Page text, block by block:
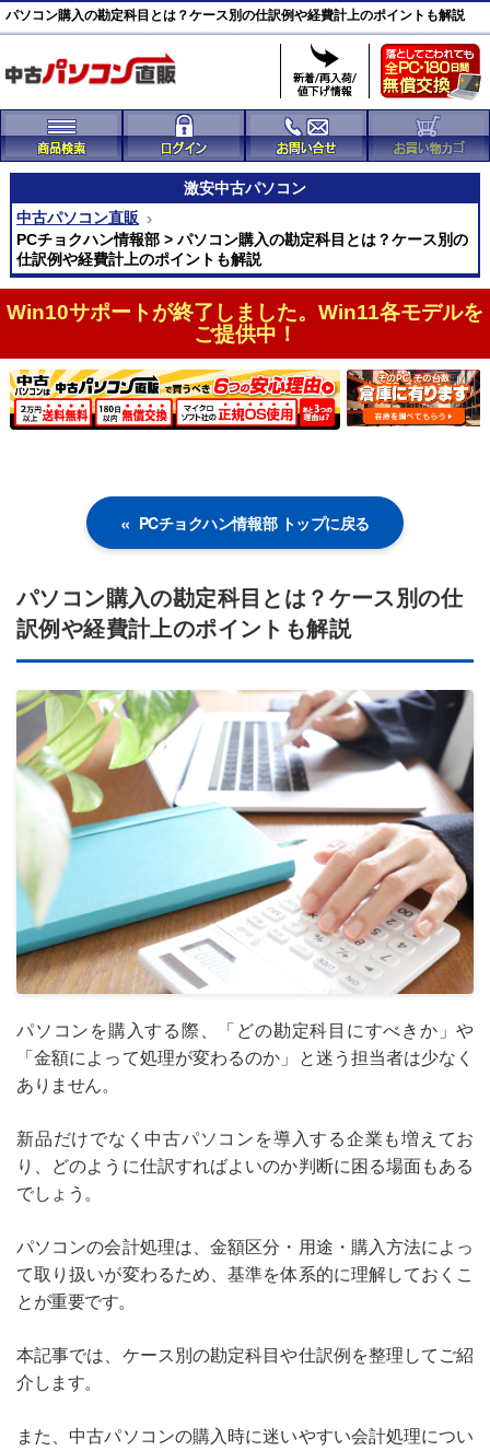
パソコン購入の勘定科目とは？ケース別の仕訳例や経費計上のポイントも解説
激安中古パソコン
中古パソコン直販
PCチョクハン情報部 > パソコン購入の勘定科目とは？ケース別の
仕訳例や経費計上のポイントも解説
Win10サポートが終了しました。Win11各モデルを
ご提供中！
PCチョクハン情報部 トップに戻る
パソコン購入の勘定科目とは？ケース別の仕
訳例や経費計上のポイントも解説
パソコンを購入する際、「どの勘定科目にすべきか」や
「金額によって処理が変わるのか」と迷う担当者は少なく
ありません。
新品だけでなく中古パソコンを導入する企業も増えてお
り、どのように仕訳すればよいのか判断に困る場面もある
でしょう。
パソコンの会計処理は、金額区分・用途・購入方法によっ
て取り扱いが変わるため、基準を体系的に理解しておくこ
とが重要です。
本記事では、ケース別の勘定科目や仕訳例を整理してご紹
介します。
また、中古パソコンの購入時に迷いやすい会計処理につい